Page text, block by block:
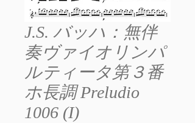
J.S. バッハ：無伴
奏ヴァイオリンパ
ルティータ第３番
ホ長調 Preludio
1006 (I)